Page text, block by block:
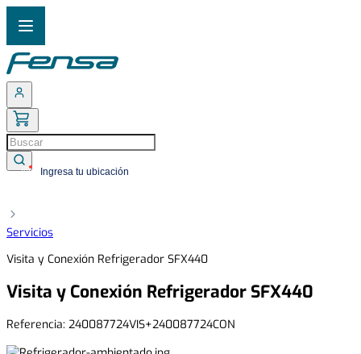
Buscar
2.
cocina 4 platos
3.
bottom freezer
4.
refrigerador no frost
5. secadora
Ingresa tu ubicación
Servicios
Visita y Conexión Refrigerador SFX440
Visita y Conexión Refrigerador SFX440
Referencia: 240087724VIS+240087724CON